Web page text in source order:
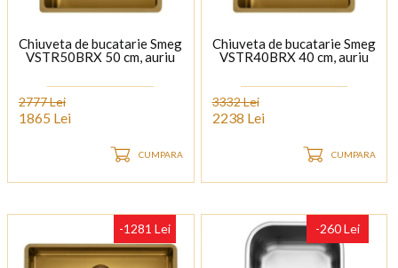
Chiuveta de bucatarie Smeg
VSTR50BRX 50 cm, auriu
2777 Lei
1865 Lei
CUMPARA
Chiuveta de bucatarie Smeg
VSTR40BRX 40 cm, auriu
3332 Lei
2238 Lei
CUMPARA
-1281 Lei -260 Lei